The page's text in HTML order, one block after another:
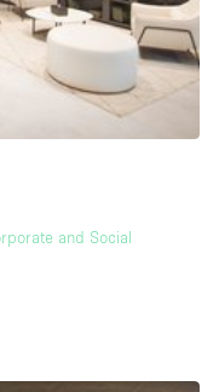
and Social